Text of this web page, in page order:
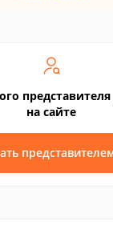
на сайте